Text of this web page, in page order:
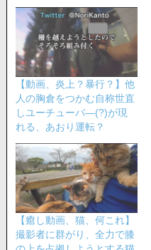
【動画、炎上？暴行？】他
人の胸倉をつかむ自称世直
しユーチューバ―(?)が現
れる、あおり運転？
【癒し動画、猫、何これ】
撮影者に群がり、全力で膝